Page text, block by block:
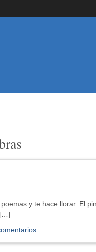
y te hace llorar. El
[…]